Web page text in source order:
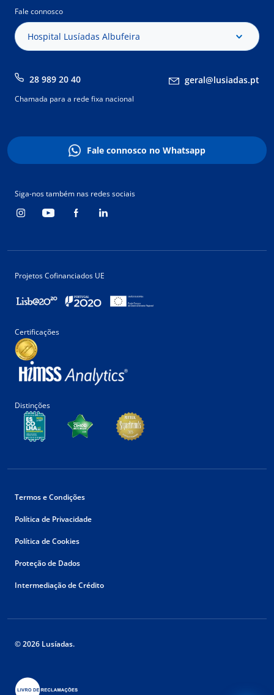
Fale connosco
Hospital Lusíadas Albufeira
28 989 20 40 geral@lusiadas.pt
Chamada para a rede fixa nacional
Fale connosco no Whatsapp
Siga-nos também nas redes sociais
Projetos Cofinanciados UE
Certificações
Distinções
Termos e Condições
Política de Privacidade
Política de Cookies
Proteção de Dados
Intermediação de Crédito
© 2026 Lusíadas.